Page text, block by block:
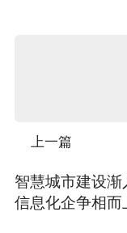
上一篇
智慧城市建设
信息化企争相而